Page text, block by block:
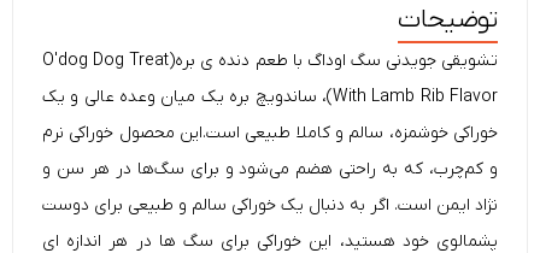
توضیحات
تشویقی جویدنی سگ اوداگ با طعم دنده ی بره(O'dog Dog Treat
With Lamb Rib Flavor)، ساندویچ بره یک
میان وعده عالی و یک
خوراکی خوشمزه، سالم و کاملا طبیعی است.این محصول خوراکی‌ نرم
و کم‌چرب، که به راحتی هضم می‌شود و برای سگ‌ها در هر سن و
نژاد ایمن است. اگر به دنبال یک خوراکی سالم و طبیعی برای دوست
پشمالوی خود هستید، این خوراکی برای سگ ها در هر اندازه ای